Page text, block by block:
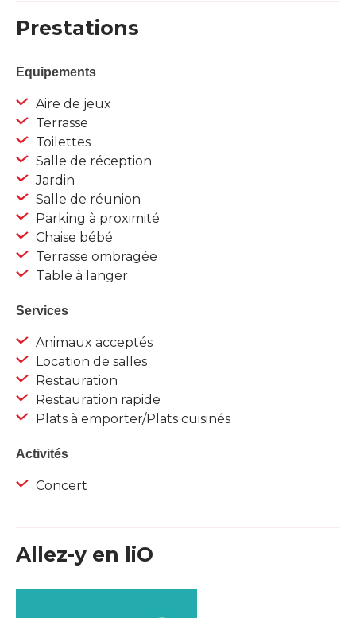
Prestations
Equipements
Aire de jeux
Terrasse
Toilettes
Salle de réception
Jardin
Salle de réunion
Parking à proximité
Chaise bébé
Terrasse ombragée
Table à langer
Services
Animaux acceptés
Location de salles
Restauration
Restauration rapide
Plats à emporter/Plats cuisinés
Activités
Concert
Allez-y en liO